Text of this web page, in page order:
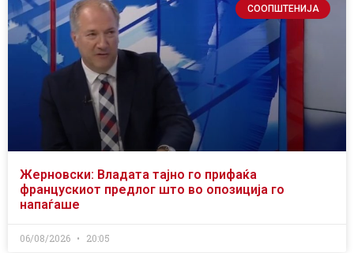
СООПШТЕНИЈА
Жерновски: Владата тајно го прифаќа
францускиот предлог што во опозиција го
напаѓаше
06/08/2026 20:05